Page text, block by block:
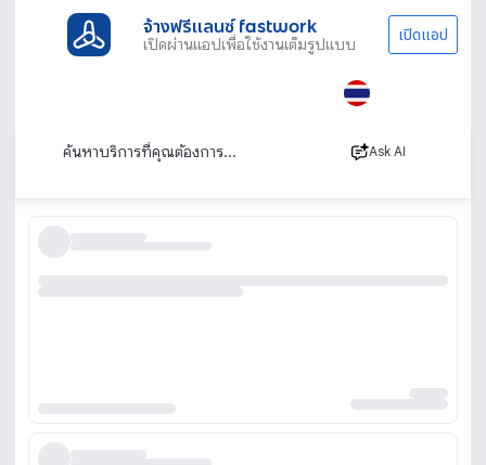
จ้างฟรีแลนซ์ fastwork
เปิดผ่านแอปเพื่อใช้งานเต็มรูปแบบ เปิดแอป
Ask AI
วิทยากรและการฝึกอบรม
หาวิทยากร จัดงานฝึกอบรม คอร์สเทรนนิ่ง
เรียงตาม